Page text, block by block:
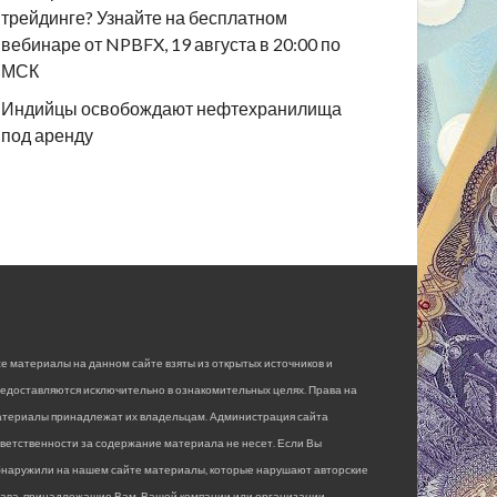
трейдинге? Узнайте на бесплатном
вебинаре от NPBFX, 19 августа в 20:00 по
МСК
Индийцы освобождают нефтехранилища
под аренду
материалы на данном сайте взяты из открытых источников и
исключительно в ознакомительных целях. Права на
принадлежат их владельцам. Администрация сайта
за содержание материала не несет. Если Вы
на нашем сайте материалы, которые нарушают авторские